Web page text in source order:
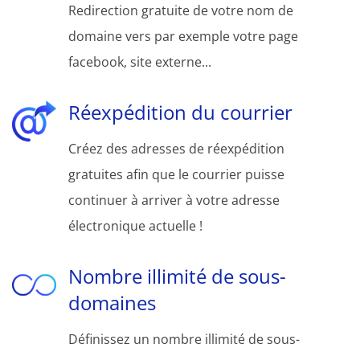
Redirection gratuite de votre nom de
domaine vers par exemple votre page
facebook, site externe...
Réexpédition du courrier
Créez des adresses de réexpédition
gratuites afin que le courrier puisse
continuer à arriver à votre adresse
électronique actuelle !
Nombre illimité de sous-
domaines
Définissez un nombre illimité de sous-